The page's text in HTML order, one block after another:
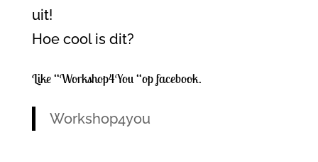
uit!
Hoe cool is dit?
Like “Workshop4You “op facebook.
Workshop4you